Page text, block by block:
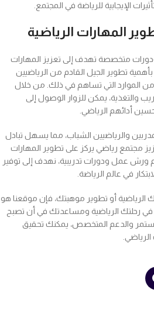
الإيجابية للرياضة في المجتمع.
المهارات الرياضية
متخصصة تهدف إلى تعزيز المهارات
تطوير الجيل القادم من الرياضيين
الموارد التي تساهم في ذلك. من خلال
والتغذية، يمكن للزوار الوصول إلى
أدائهم الرياضي.
والرياضيين الشباب، مما يسهل تبادل
مجتمع رياضي يركز على تطوير المهارات
ورش عمل ودورات تدريبية، نهدف إلى توفير
في عالم الرياضة.
أو تطوير موهبتك، فإن موقعنا هو
في رحلتك الرياضية ومساعدتك في أن تصبح
والدعم المتخصص، يمكنك تحقيق